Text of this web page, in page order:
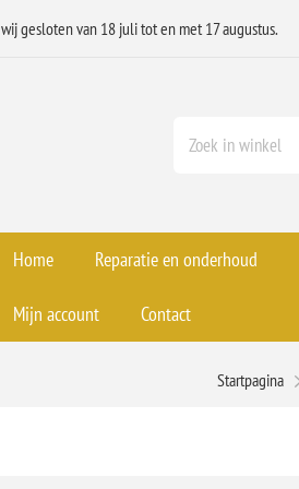
gesloten van 18 juli tot en met 17 augustus.
Home Reparatie en onderhoud
Mijn account Contact
Startpagina